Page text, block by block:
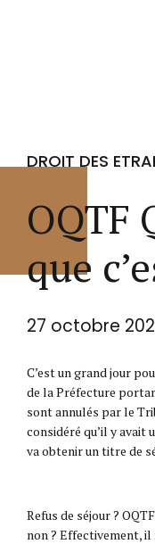
DROIT DES
OQTF
que
27 octobre
C’est un grand jour
de la Préfecture
sont annulés par le
considéré qu’il y avait
va obtenir un titre de
Refus de séjour ?
non ? Effectivement,